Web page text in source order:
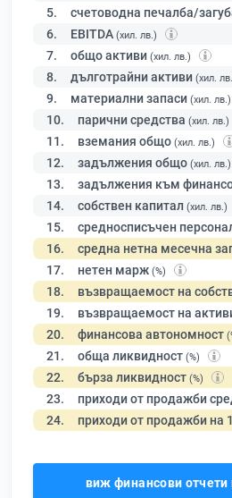
5. счетоводна печалба/
6. EBITDA (хил. лв.)
7. общо активи (хил. лв.)
8. дълготрайни активи (хил.
9. материални запаси (хил. лв.)
10. парични средства (хил. лв.)
11. вземания общо (хил. лв.)
12. задължения общо (хил. лв.)
13. задължения към
14. собствен капитал (хил. лв.)
15. средносписъчен
16. средна нетна месечна
17. нетен марж (%)
18. възвращаемост на
19. възвращаемост на
20. финансова автономност
21. обща ликвидност (%)
22. бърза ликвидност (%)
23. приходи от продажби
24. приходи от продажби на
виж финансови отчети